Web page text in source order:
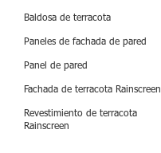
Baldosa de terracota
Paneles de fachada de pared
Panel de pared
Fachada de terracota Rainscreen
Revestimiento de terracota
Rainscreen